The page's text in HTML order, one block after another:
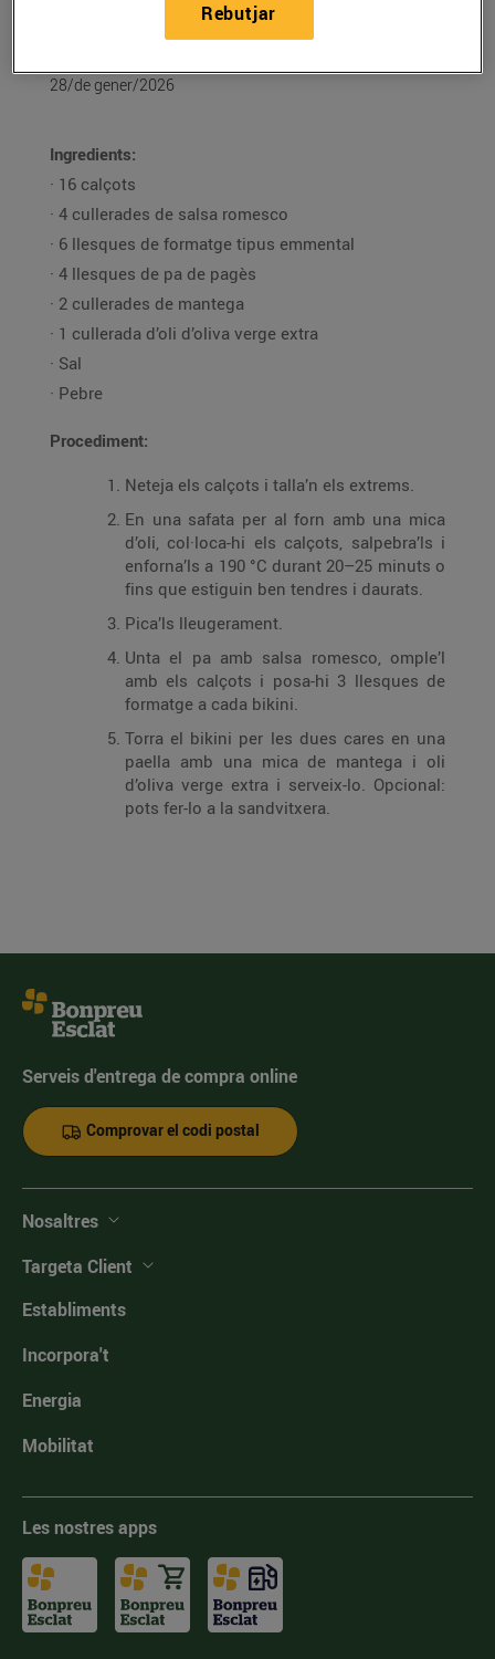
Sandvitx de calçots
28/de gener/2026
Ingredients:
· 16 calçots
· 4 cullerades de salsa romesco
· 6 llesques de formatge tipus emmental
· 4 llesques de pa de pagès
· 2 cullerades de mantega
· 1 cullerada d’oli d’oliva verge extra
· Sal
· Pebre
Procediment:
Neteja els calçots i talla’n els extrems.
En una safata per al forn amb una mica
d’oli, col·loca-hi els calçots, salpebra’ls i
enforna’ls a 190 °C durant 20–25 minuts o
fins que estiguin ben tendres i daurats.
Pica’ls lleugerament.
Unta el pa amb salsa romesco, omple’l
amb els calçots i posa-hi 3 llesques de
formatge a cada bikini.
Torra el bikini per les dues cares en una
paella amb una mica de mantega i oli
d’oliva verge extra i serveix-lo. Opcional:
pots fer-lo a la sandvitxera.
Serveis d'entrega de compra online
Comprovar el codi postal
Nosaltres
Targeta Client
Establiments
Incorpora't
Energia
Mobilitat
Les nostres apps
Rebutjar